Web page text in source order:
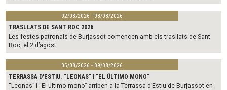
02/08/2026 - 08/08/2026
TRASLLATS DE SANT ROC 2026
Les festes patronals de Burjassot comencen amb els trasllats de Sant
Roc, el 2 d’agost
05/08/2026 - 09/08/2026
TERRASSA D'ESTIU. "LEONAS" I "EL ÚLTIMO MONO"
“Leonas” i “El último mono” arriben a la Terrassa d’Estiu de Burjassot en